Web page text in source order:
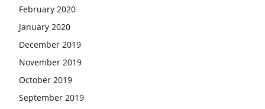
February 2020
January 2020
December 2019
November 2019
October 2019
September 2019